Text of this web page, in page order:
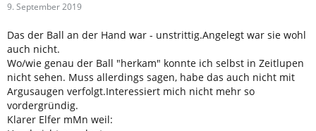
9. September 2019
Das der Ball an der Hand war - unstrittig.Angelegt war sie wohl
auch nicht.
Wo/wie genau der Ball "herkam" konnte ich selbst in Zeitlupen
nicht sehen. Muss allerdings sagen, habe das auch nicht mit
Argusaugen verfolgt.Interessiert mich nicht mehr so
vordergründig.
Klarer Elfer mMn weil: